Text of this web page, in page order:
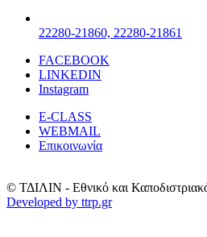
22280-21860, 22280-21861
FACEBOOK
LINKEDIN
Instagram
E-CLASS
WEBMAIL
Επικοινωνία
© ΤΔΙΛΙΝ - Εθνικό και
Developed by ttrp.gr